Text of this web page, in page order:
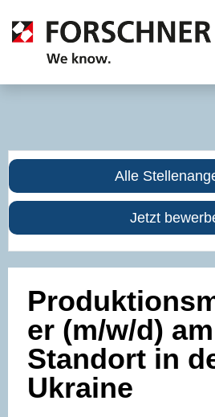
Stellenangebote
Alle
Jetzt
er (m/w/d) am
Standort in
Ukraine